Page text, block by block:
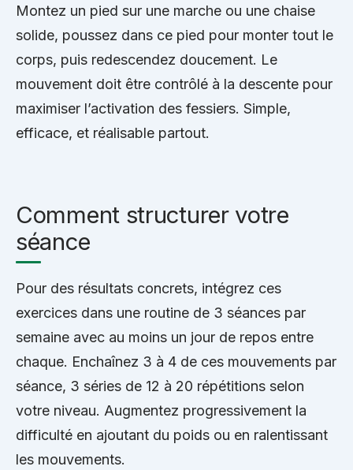
Montez un pied sur une marche ou une chaise
solide, poussez dans ce pied pour monter tout le
corps, puis redescendez doucement. Le
mouvement doit être contrôlé à la descente pour
maximiser l’activation des fessiers. Simple,
efficace, et réalisable partout.
Comment structurer votre
séance
Pour des résultats concrets, intégrez ces
exercices dans une routine de 3 séances par
semaine avec au moins un jour de repos entre
chaque. Enchaînez 3 à 4 de ces mouvements par
séance, 3 séries de 12 à 20 répétitions selon
votre niveau. Augmentez progressivement la
difficulté en ajoutant du poids ou en ralentissant
les mouvements.